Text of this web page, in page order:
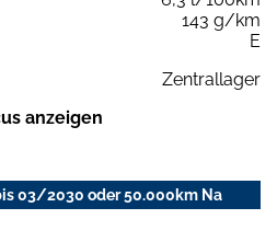
143 g/km
E
Zentrallager
anzeigen
03/2030 oder 50.000km Na